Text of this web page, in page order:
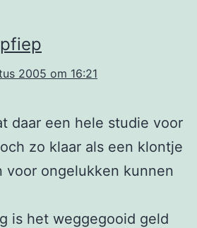
2005 om 16:21
daar een hele studie voor
zo klaar als een klontje
voor ongelukken kunnen
is het weggegooid geld